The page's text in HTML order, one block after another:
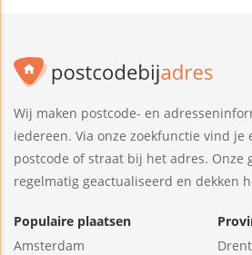
Wij maken postcode- en
iedereen. Via onze zoekfunctie vind je
postcode of straat bij het adres. Onze
regelmatig geactualiseerd en dekken
Populaire plaatsen
Amsterdam